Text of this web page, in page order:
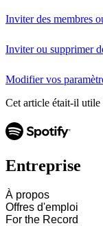
Inviter des membres
Inviter ou supprimer
Modifier vos
Cet article était-il utile
Entreprise
À propos
Offres d'emploi
For the Record